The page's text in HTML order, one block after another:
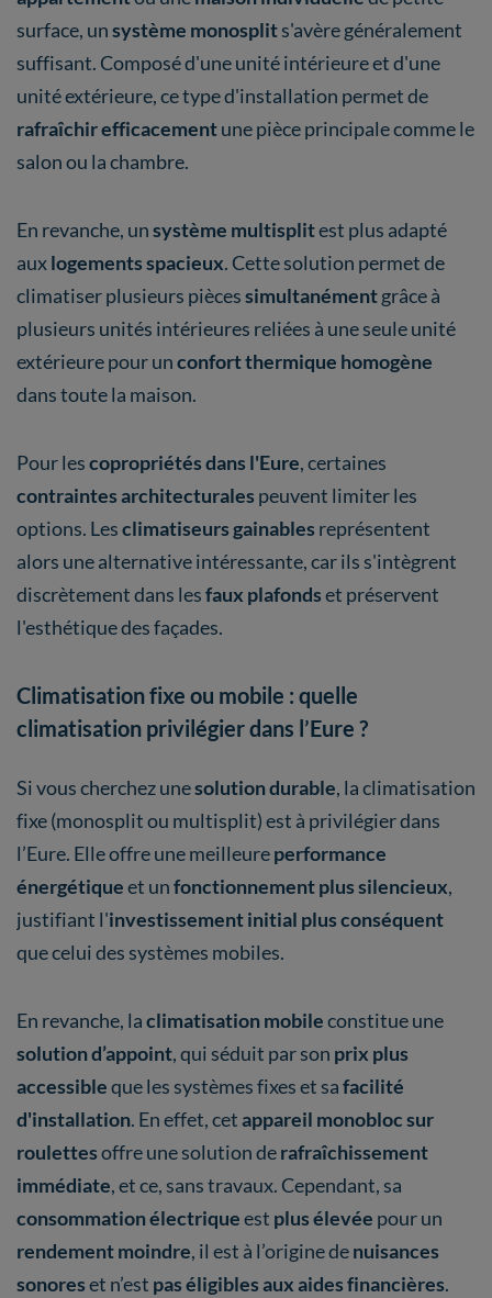
surface, unsystème monosplits'avère généralement
suffisant. Composé d'une unité intérieure et d'une
unité extérieure, ce type d'installation permet de
rafraîchir efficacementune pièce principale comme le
salon ou la chambre.
En revanche, unsystème multisplitest plus adapté
auxlogements spacieux. Cette solution permet de
climatiser plusieurs piècessimultanémentgrâce à
plusieurs unités intérieures reliées à une seule unité
extérieure pour unconfort thermique homogène
dans toute la maison.
Pour lescopropriétés dans l'Eure, certaines
contraintes architecturales peuvent limiter les
options. Lesclimatiseurs gainables représentent
alors une alternative intéressante, car ils s'intègrent
discrètement dans lesfaux plafondset préservent
l'esthétique des façades.
Climatisation fixe ou mobile : quelle
climatisation privilégier dans l’Eure ?
Si vous cherchez unesolution durable, la climatisation
fixe (monosplit ou multisplit) est à privilégier dans
l’Eure. Elle offre une meilleureperformance
énergétiqueet unfonctionnement plus silencieux,
justifiant l'investissement initial plus conséquent
que celui des systèmes mobiles.
En revanche, laclimatisation mobileconstitue une
solution d’appoint, qui séduit par son prix plus
accessibleque les systèmes fixes et safacilité
d'installation. En effet, cetappareil monobloc sur
roulettesoffre une solution derafraîchissement
immédiate, et ce, sans travaux. Cependant, sa
consommation électriqueest plus élevée pour un
rendement moindre, il est à l’origine denuisances
sonoreset n’est pas éligibles aux aides financières.